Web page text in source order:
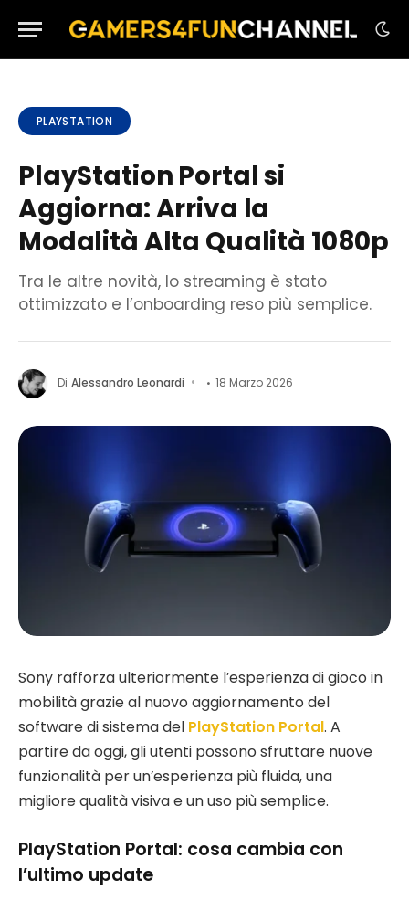
PLAYSTATION
PlayStation Portal si
Aggiorna: Arriva la
Modalità Alta Qualità 1080p
Tra le altre novità, lo streaming è stato
ottimizzato e l’onboarding reso più semplice.
Di Alessandro Leonardi 18 Marzo 2026
Sony rafforza ulteriormente l’esperienza di gioco in
mobilità grazie al nuovo aggiornamento del
software di sistema del PlayStation Portal. A
partire da oggi, gli utenti possono sfruttare nuove
funzionalità per un’esperienza più fluida, una
migliore qualità visiva e un uso più semplice.
PlayStation Portal: cosa cambia con
l’ultimo update